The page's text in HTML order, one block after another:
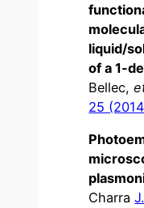
liquid/
of a 1-
Bellec,
25
Charra